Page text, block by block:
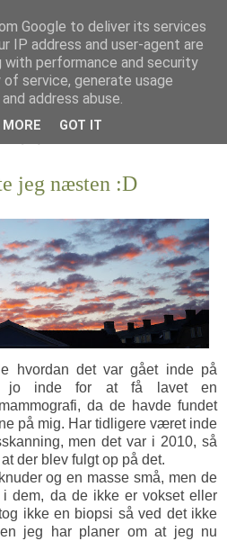
jeg næsten :D
hvordan det var gået inde på
jo inde for at få lavet en
da de havde fundet
på mig. Har tidligere været inde
men det var i 2010, så
der blev fulgt op på det.
og en masse små, men de
dem, da de ikke er vokset eller
ikke en biopsi så ved det ikke
jeg har planer om at jeg nu
Google to deliver its services
IP address and user-agent are
with performance and security
service, generate usage
address abuse.
MORE GOT IT